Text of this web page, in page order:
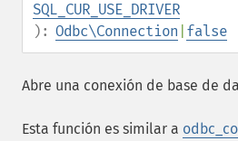
SQL_CUR_USE_DRIVER
): Odbc\Connection false
Abre una conexión de base de
Esta función es similar a